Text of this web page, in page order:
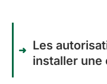
Les
installer une